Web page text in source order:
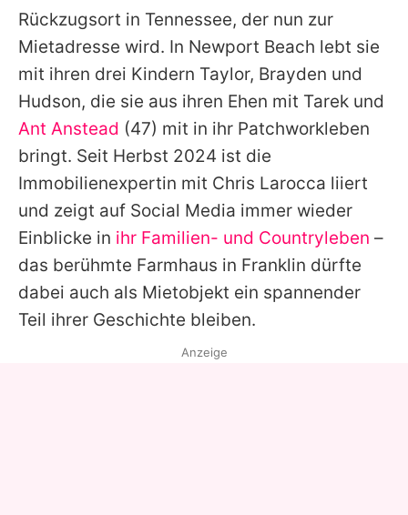
Rückzugsort in Tennessee, der nun zur
Mietadresse wird. In Newport Beach lebt sie
mit ihren drei Kindern Taylor, Brayden und
Hudson, die sie aus ihren Ehen mit Tarek und
Ant Anstead (47) mit in ihr Patchworkleben
bringt. Seit Herbst 2024 ist die
Immobilienexpertin mit Chris Larocca liiert
und zeigt auf Social Media immer wieder
Einblicke in ihr Familien- und Countryleben –
das berühmte Farmhaus in Franklin dürfte
dabei auch als Mietobjekt ein spannender
Teil ihrer Geschichte bleiben.
Anzeige